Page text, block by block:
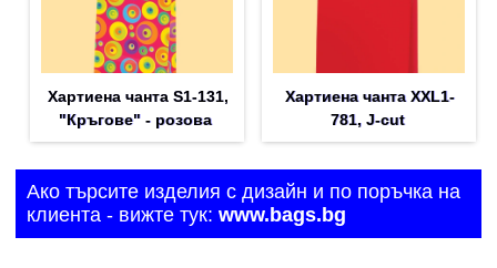
Хартиена чанта S1-131,
"Кръгове" - розова
Хартиена чанта XXL1-
781, J-cut
Ако търсите изделия с дизайн и по поръчка на
клиента - вижте тук: www.bags.bg